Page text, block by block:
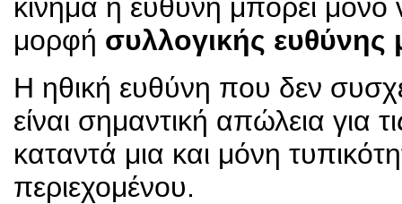
κίνημα η ευθύνη μπορεί
μορφή συλλογικής
Η ηθική ευθύνη που δεν
είναι σημαντική απώλεια για
καταντά μια και μόνη
περιεχομένου.